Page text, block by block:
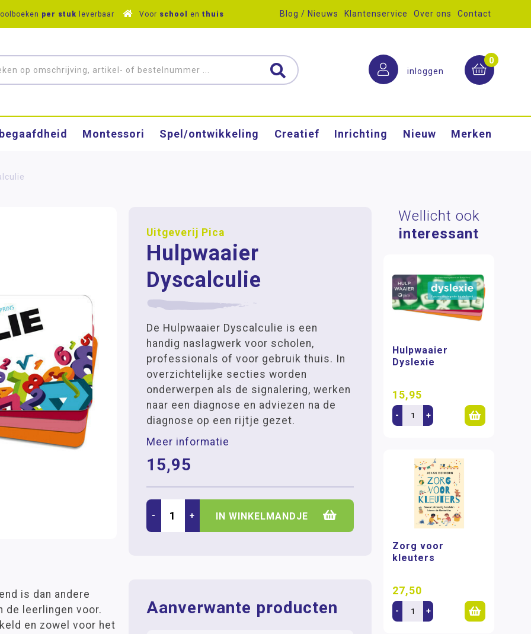
per stuk leverbaar Voor school en thuis Blog / Nieuws Klantenservice Over ons Contact
inloggen
0
Montessori Spel/ontwikkeling Creatief Inrichting Nieuw Merken
Uitgeverij Pica
Hulpwaaier
Dyscalculie
De Hulpwaaier Dyscalculie is een
handig naslagwerk voor scholen,
professionals of voor gebruik thuis. In
overzichtelijke secties worden
onderwerpen als de signalering, werken
naar een diagnose en adviezen na de
diagnose op een rijtje gezet.
Meer informatie
15,95
- + IN WINKELMANDJE
Aanverwante producten
is dan andere
de leerlingen voor.
en zowel voor het
Wellicht ook
interessant
Hulpwaaier
Dyslexie
15,95
- +
Zorg voor
kleuters
27,50
- +